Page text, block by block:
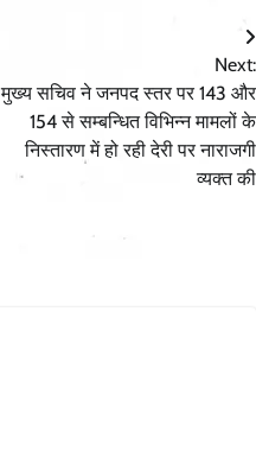
Next:
मुख्य सचिव ने जनपद स्तर पर 143 और
154 से सम्बन्धित विभिन्न मामलों के
निस्तारण में हो रही देरी पर नाराजगी
व्यक्त की